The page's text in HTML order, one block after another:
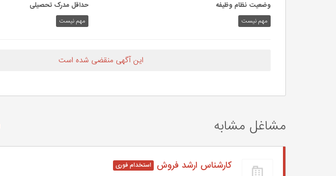
وضعیت نظام وظیفه
مهم‌ نیست
حداقل مدرک تحصیلی
مهم نیست
این آگهی منقضی شده است
مشاغل مشابه
کارشناس ارشد فروش